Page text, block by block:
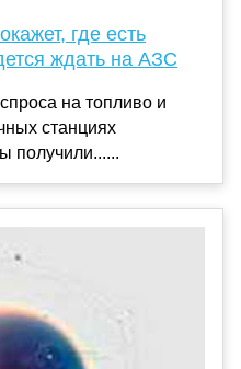
где есть
ждать на АЗС
на топливо и
станциях
получили......